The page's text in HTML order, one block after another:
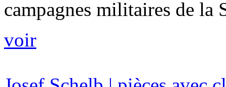
campagnes militaires de la
voir